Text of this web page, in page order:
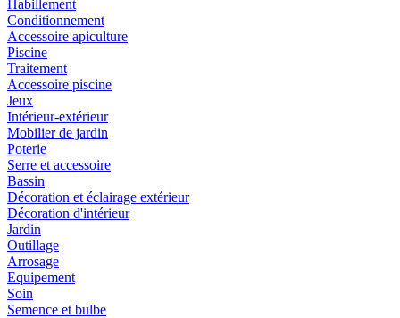
Habillement
Conditionnement
Accessoire apiculture
Piscine
Traitement
Accessoire piscine
Jeux
Intérieur-extérieur
Mobilier de jardin
Poterie
Serre et accessoire
Bassin
Décoration et éclairage extérieur
Décoration d'intérieur
Jardin
Outillage
Arrosage
Equipement
Soin
Semence et bulbe